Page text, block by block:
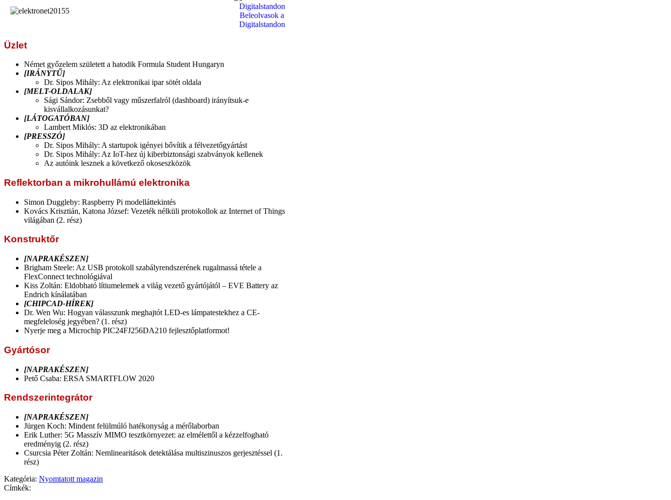
Beleolvasok a
Digitalstandon
Üzlet
Német győzelem született a hatodik Formula Student Hungaryn
[IRÁNYTŰ]
Dr. Sipos Mihály: Az elektronikai ipar sötét oldala
[MELT-OLDALAK]
Sági Sándor: Zsebből vagy műszerfalról (dashboard) irányítsuk-e
kisvállalkozásunkat?
[LÁTOGATÓBAN]
Lambert Miklós: 3D az elektronikában
[PRESSZÓ]
Dr. Sipos Mihály: A startupok igényei bővítik a félvezetőgyártást
Dr. Sipos Mihály: Az IoT-hez új kiberbiztonsági szabványok kellenek
Az autóink lesznek a következő okoseszközök
Reflektorban a mikrohullámú elektronika
Simon Duggleby: Raspberry Pi modelláttekintés
Kovács Krisztián, Katona József: Vezeték nélküli protokollok az Internet of Things
világában (2. rész)
Konstruktőr
[NAPRAKÉSZEN]
Brigham Steele: Az USB protokoll szabályrendszerének rugalmassá tétele a
FlexConnect technológiával
Kiss Zoltán: Eldobható lítiumelemek a világ vezető gyártójától – EVE Battery az
Endrich kínálatában
[CHIPCAD-HÍREK]
Dr. Wen Wu: Hogyan válasszunk meghajtót LED-es lámpatestekhez a CE-
megfeleloség jegyében? (1. rész)
Nyerje meg a Microchip PIC24FJ256DA210 fejlesztőplatformot!
Gyártósor
[NAPRAKÉSZEN]
Pető Csaba: ERSA SMARTFLOW 2020
Rendszerintegrátor
[NAPRAKÉSZEN]
Jürgen Koch: Mindent felülmúló hatékonyság a mérőlaborban
Erik Luther: 5G Masszív MIMO tesztkörnyezet: az elmélettől a kézzelfogható
eredményig (2. rész)
Csurcsia Péter Zoltán: Nemlinearitások detektálása multiszinuszos gerjesztéssel (1.
rész)
Kategória: Nyomtatott magazin
Címkék: